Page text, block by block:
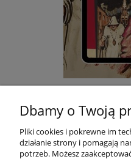
E-BOOK: Kōmisorz
Dbamy o Twoją
Pliki cookies i pokrewne im
działanie strony i pomagają
potrzeb. Możesz